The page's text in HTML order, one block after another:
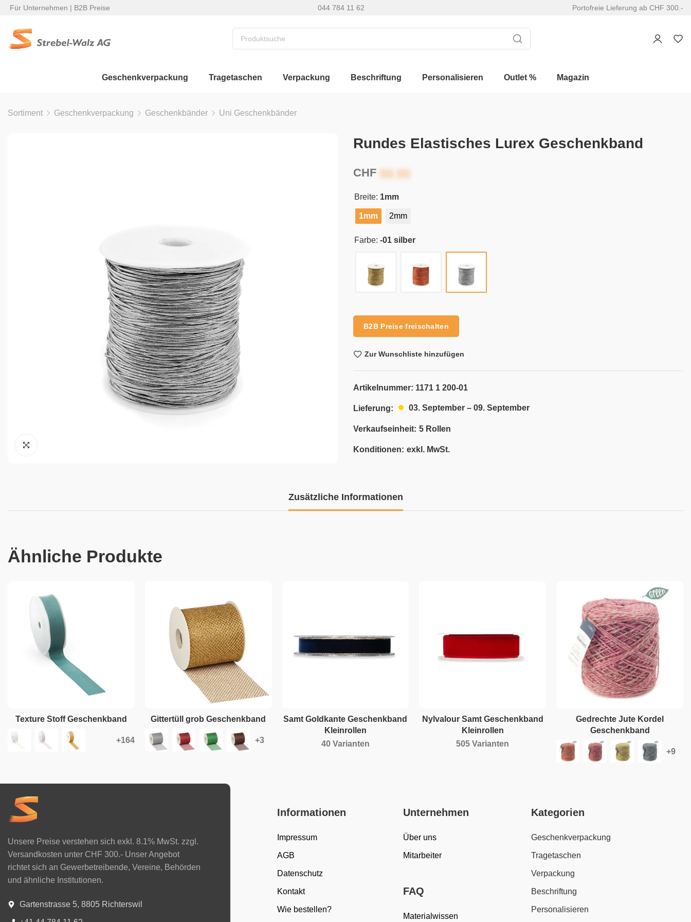
Für Unternehmen | B2B Preise 044 784 11 62 Portofreie Lieferung ab CHF 300.-
Geschenkverpackung Tragetaschen Verpackung Beschriftung Personalisieren Outlet % Magazin
Sortiment Geschenkverpackung Geschenkbänder Uni Geschenkbänder
Rundes Elastisches Lurex Geschenkband
CHF
Breite: 1mm
1mm 2mm
Farbe: -01 silber
B2B Preise freischalten
Zur Wunschliste hinzufügen
Artikelnummer: 1171 1 200-01
Lieferung: 03. September – 09. September
Verkaufseinheit: 5 Rollen
Konditionen: exkl. MwSt.
Zusätzliche Informationen
Ähnliche Produkte
Texture Stoff Geschenkband Gittertüll grob Geschenkband
Samt Goldkante Geschenkband
Kleinrollen
40 Varianten
Nylvalour Samt Geschenkband
Kleinrollen
505 Varianten
Gedrechte Jute Kordel
Geschenkband
Unsere Preise verstehen sich exkl. 8.1% MwSt. zzgl.
Versandkosten unter CHF 300.- Unser Angebot
richtet sich an Gewerbetreibende, Vereine, Behörden
und ähnliche Institutionen.
Gartenstrasse 5, 8805 Richterswil
Informationen
Impressum
AGB
Datenschutz
Kontakt
Wie bestellen?
Unternehmen
Über uns
Mitarbeiter
FAQ
Materialwissen
Kategorien
Geschenkverpackung
Tragetaschen
Verpackung
Beschriftung
Personalisieren